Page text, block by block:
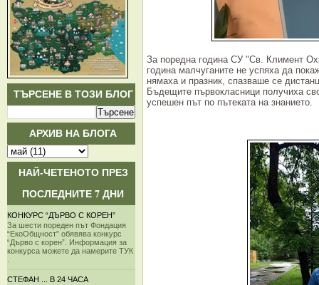
ТЪРСЕНЕ В ТОЗИ БЛОГ
АРХИВ НА БЛОГА
НАЙ-ЧЕТЕНОТО ПРЕЗ
ПОСЛЕДНИТЕ 7 ДНИ
КОНКУРС “ДЪРВО С КОРЕН”
За шести пореден път Фондация
“ЕкоОбщност” обявява конкурс
“Дърво с корен”. Информация за
конкурса можете да намерите ТУК
СТЕФАН ... В 24 ЧАСА
За поредна година СУ "Св. Климент
година малчуганите не успяха да
нямаха и празник, спазваше се
Бъдещите първокласници получиха
успешен път по пътеката на знанието.